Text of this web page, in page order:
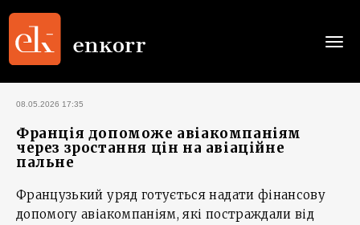
08.05.2026 17:35
Франція допоможе авіакомпаніям
через зростання цін на авіаційне
пальне
Французький уряд готується надати фінансову
допомогу авіакомпаніям, які постраждали від